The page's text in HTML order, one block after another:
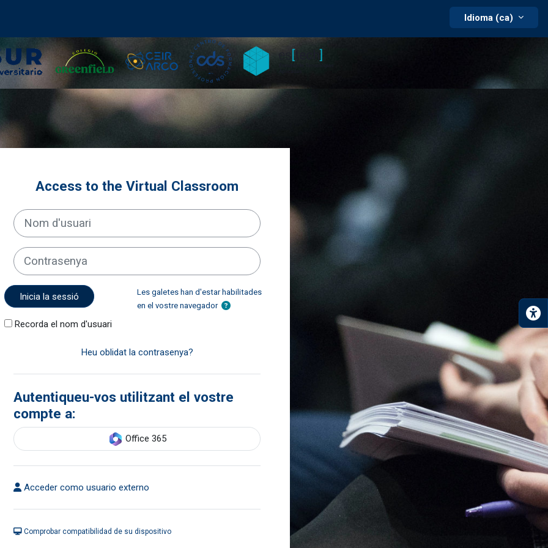
Idioma (ca)
Access to the Virtual Classroom
Nom d'usuari
Contrasenya
Inicia la sessió
Recorda el nom d'usuari
Les galetes han d'estar habilitades
en el vostre navegador
Heu oblidat la contrasenya?
Autentiqueu-vos utilitzant el vostre
compte a:
Office 365
Acceder como usuario externo
Comprobar compatibilidad de su dispositivo